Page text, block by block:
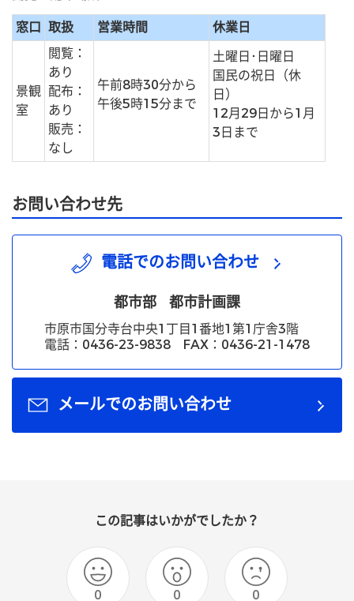
窓口 取扱 営業時間 休業日
景観
室
閲覧：
あり
配布：
あり
販売：
なし
午前8時30分から
午後5時15分まで
土曜日･日曜日
国民の祝日（休
日）
12月29日から1月
3日まで
お問い合わせ先
電話でのお問い合わせ
都市部 都市計画課
市原市国分寺台中央1丁目1番地1第1庁舎3階
電話：0436-23-9838 FAX：0436-21-1478
メールでのお問い合わせ
この記事はいかがでしたか？
0 0 0